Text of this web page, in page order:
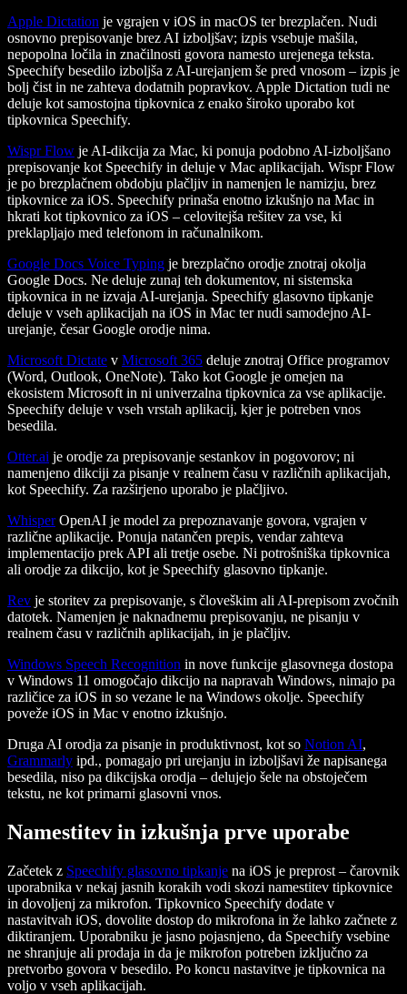
Apple Dictation je vgrajen v iOS in macOS ter brezplačen. Nudi
osnovno prepisovanje brez AI izboljšav; izpis vsebuje mašila,
nepopolna ločila in značilnosti govora namesto urejenega teksta.
Speechify besedilo izboljša z AI-urejanjem še pred vnosom – izpis je
bolj čist in ne zahteva dodatnih popravkov. Apple Dictation tudi ne
deluje kot samostojna tipkovnica z enako široko uporabo kot
tipkovnica Speechify.
Wispr Flow je AI-dikcija za Mac, ki ponuja podobno AI-izboljšano
prepisovanje kot Speechify in deluje v Mac aplikacijah. Wispr Flow
je po brezplačnem obdobju plačljiv in namenjen le namizju, brez
tipkovnice za iOS. Speechify prinaša enotno izkušnjo na Mac in
hkrati kot tipkovnico za iOS – celovitejša rešitev za vse, ki
preklapljajo med telefonom in računalnikom.
Google Docs Voice Typing je brezplačno orodje znotraj okolja
Google Docs. Ne deluje zunaj teh dokumentov, ni sistemska
tipkovnica in ne izvaja AI-urejanja. Speechify glasovno tipkanje
deluje v vseh aplikacijah na iOS in Mac ter nudi samodejno AI-
urejanje, česar Google orodje nima.
Microsoft Dictate v Microsoft 365 deluje znotraj Office programov
(Word, Outlook, OneNote). Tako kot Google je omejen na
ekosistem Microsoft in ni univerzalna tipkovnica za vse aplikacije.
Speechify deluje v vseh vrstah aplikacij, kjer je potreben vnos
besedila.
Otter.ai je orodje za prepisovanje sestankov in pogovorov; ni
namenjeno dikciji za pisanje v realnem času v različnih aplikacijah,
kot Speechify. Za razširjeno uporabo je plačljivo.
WhisperOpenAI je model za prepoznavanje govora, vgrajen v
različne aplikacije. Ponuja natančen prepis, vendar zahteva
implementacijo prek API ali tretje osebe. Ni potrošniška tipkovnica
ali orodje za dikcijo, kot je Speechify glasovno tipkanje.
Rev je storitev za prepisovanje, s človeškim ali AI-prepisom zvočnih
datotek. Namenjen je naknadnemu prepisovanju, ne pisanju v
realnem času v različnih aplikacijah, in je plačljiv.
Windows Speech Recognition in nove funkcije glasovnega dostopa
v Windows 11 omogočajo dikcijo na napravah Windows, nimajo pa
različice za iOS in so vezane le na Windows okolje. Speechify
poveže iOS in Mac v enotno izkušnjo.
Druga AI orodja za pisanje in produktivnost, kot so Notion AI,
Grammarly ipd., pomagajo pri urejanju in izboljšavi že napisanega
besedila, niso pa dikcijska orodja – delujejo šele na obstoječem
tekstu, ne kot primarni glasovni vnos.
Namestitev in izkušnja prve uporabe
Začetek z Speechify glasovno tipkanje na iOS je preprost – čarovnik
uporabnika v nekaj jasnih korakih vodi skozi namestitev tipkovnice
in dovoljenj za mikrofon. Tipkovnico Speechify dodate v
nastavitvah iOS, dovolite dostop do mikrofona in že lahko začnete z
diktiranjem. Uporabniku je jasno pojasnjeno, da Speechify vsebine
ne shranjuje ali prodaja in da je mikrofon potreben izključno za
pretvorbo govora v besedilo. Po koncu nastavitve je tipkovnica na
voljo v vseh aplikacijah.